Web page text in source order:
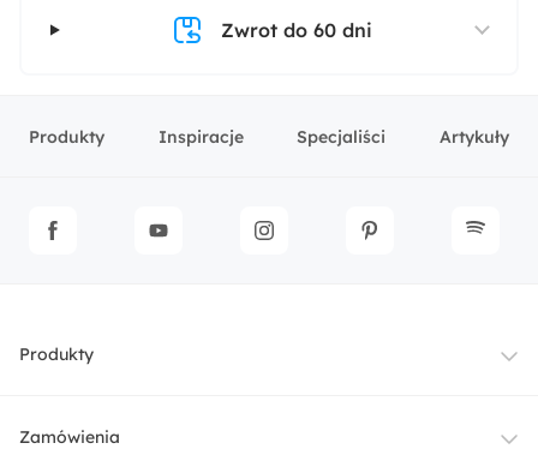
Zwrot do 60 dni
Produkty Inspiracje Specjaliści Artykuły
Produkty
Meble
Zamówienia